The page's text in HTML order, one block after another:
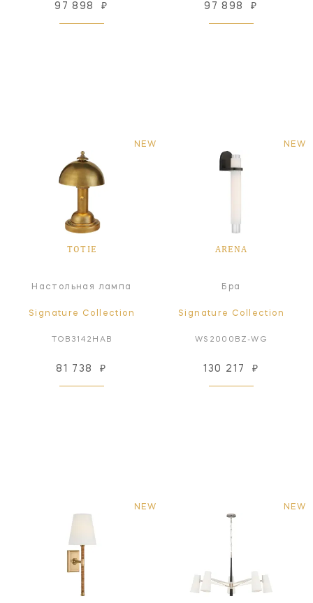
97 898 ₽ 97 898 ₽
NEW
TOTIE
Настольная лампа
Signature Collection
TOB3142HAB
81 738 ₽
NEW
ARENA
Бра
Signature Collection
WS2000BZ-WG
130 217 ₽
NEW NEW